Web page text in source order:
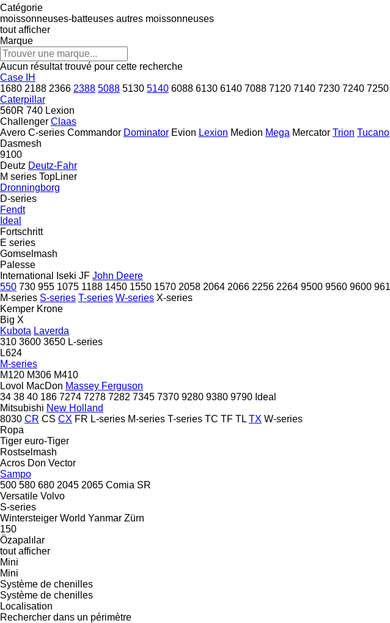
Catégorie
moissonneuses-batteuses autres moissonneuses
tout afficher
Marque
Aucun résultat trouvé pour cette recherche
Case IH
1680 2188 2366 2388 5088 5130 5140 6088 6130 6140 7088 7120 7140 7230 7240 7250
Caterpillar
560R 740 Lexion
Challenger Claas
Avero C-series Commandor Dominator Evion Lexion Medion Mega Mercator Trion Tucano
Dasmesh
9100
Deutz Deutz-Fahr
M series TopLiner
Dronningborg
D-series
Fendt
Ideal
Fortschritt
E series
Gomselmash
Palesse
International
Iseki JF John Deere
550 730 955 1075 1188 1450 1550 1570 2058 2064 2066 2256 2264 9500 9560 9600
M-series S-series T-series W-series X-series
Kemper Krone
Big X
Kubota Laverda
310 3600 3650 L-series
L624
M-series
M120 M306 M410
Lovol MacDon Massey Ferguson
34 38 40 186 7274 7278 7282 7345 7370 9280 9380 9790 Ideal
Mitsubishi New Holland
8030 CR CS CX FR L-series M-series T-series TC TF TL TX W-series
Ropa
Tiger euro-Tiger
Rostselmash
Acros Don Vector
Sampo
500 580 680 2045 2065 Comia SR
Versatile Volvo
S-series
Wintersteiger World Yanmar Zürn
150
Özapalılar
tout afficher
Mini
Mini
Système de chenilles
Système de chenilles
Localisation
Rechercher dans un périmètre